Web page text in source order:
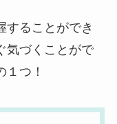
することができ
気づくことがで
つ！